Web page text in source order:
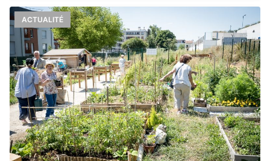
ACTUALITÉ